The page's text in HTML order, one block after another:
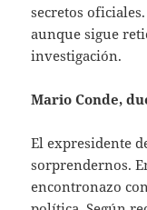
secretos
aunque sigue
investigación.
Mario Conde,
El expresidente
sorprendernos.
encontronazo